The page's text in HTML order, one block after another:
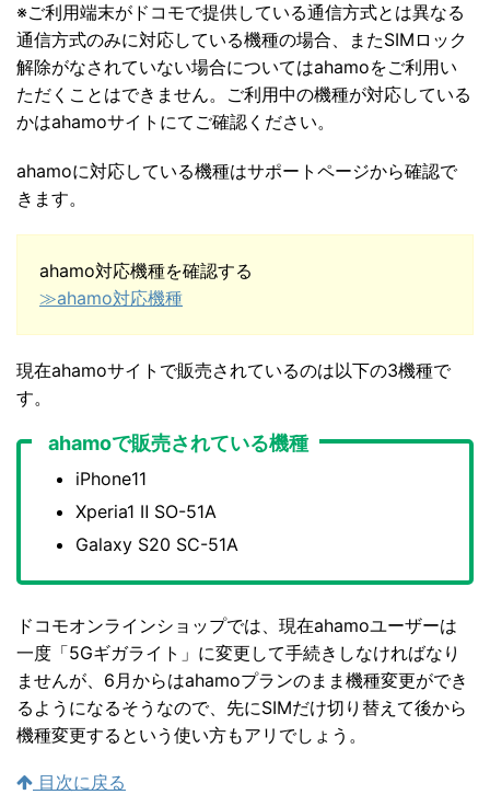
※ご利⽤端末がドコモで提供している通信⽅式とは異なる
通信⽅式のみに対応している機種の場合、またSIMロック
解除がなされていない場合についてはahamoをご利⽤い
ただくことはできません。ご利⽤中の機種が対応している
かはahamoサイトにてご確認ください。
ahamoに対応している機種はサポートページから確認で
きます。
ahamo対応機種を確認する
≫ahamo対応機種
現在ahamoサイトで販売されているのは以下の3機種で
す。
ahamoで販売されている機種
iPhone11
Xperia1 Ⅱ SO-51A
Galaxy S20 SC-51A
ドコモオンラインショップでは、現在ahamoユーザーは
一度「5Gギガライト」に変更して手続きしなければなり
ませんが、6月からはahamoプランのまま機種変更ができ
るようになるそうなので、先にSIMだけ切り替えて後から
機種変更するという使い方もアリでしょう。
目次に戻る